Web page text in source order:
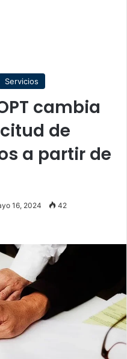
Servicios
cambia
de
a partir de
16, 2024 42